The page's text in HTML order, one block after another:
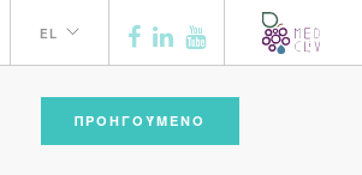
EL
ΠΡΟΗΓΟΎΜΕΝΟ